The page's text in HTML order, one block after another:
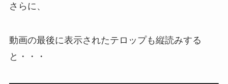
さらに、
動画の最後に表示されたテロップも縦読みする
と・・・